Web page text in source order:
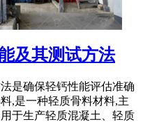
及其测试方法
是确保轻钙性能评估准确
,是一种轻质骨料材料,主
于生产轻质混凝土、轻质